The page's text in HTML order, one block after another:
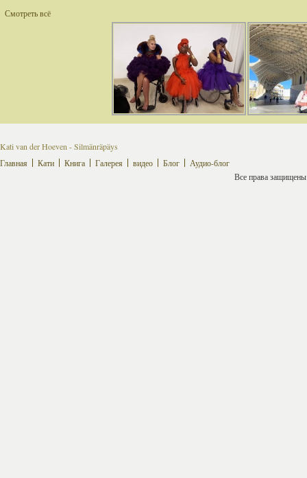
Смотреть всё
Kati van der Hoeven - Silmänräpäys
Главная
Кати Книга Галерея видео Блог
Аудио-блог
Все права